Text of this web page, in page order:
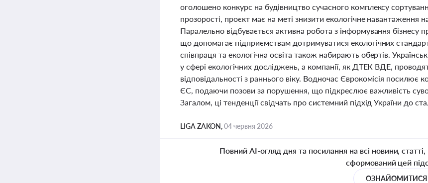
оголошено конкурс на будівництво сучасного комплексу
прозорості, проєкт має на меті знизити екологічне навантаження
Паралельно відбувається активна робота з інформування
що допомагає підприємствам дотримуватися екологічних
співпраця та екологічна освіта також набирають обертів.
у сфері екологічних досліджень, а компанії, як ДТЕК ВДЕ,
відповідальності з раннього віку. Водночас Єврокомісія
ЄС, подаючи позови за порушення, що підкреслює важливість
Загалом, ці тенденції свідчать про системний підхід України до
LIGA ZAKON,04 червня 2026
Повний AI-огляд дня та посилання на всі новини,
сформований цей
ОЗНАЙОМИТИСЯ